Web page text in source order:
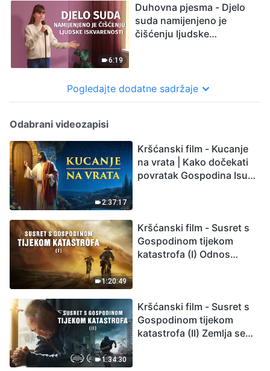
6:19
Duhovna pjesma - Djelo
suda namijenjeno je
čišćenju ljudske
Pogledajte dodatne sadržaje
Odabrani videozapisi
2:37:17
Kršćanski film - Kucanje
na vrata | Kako dočekati
povratak Gospodina Isusa
1:20:49
Kršćanski film - Susret s
Gospodinom tijekom
katastrofa (I) Odnos
1:34:30
Kršćanski film - Susret s
Gospodinom tijekom
katastrofa (II) Zemlja se